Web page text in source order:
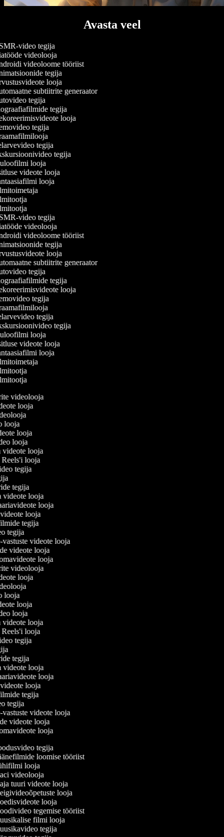
Avasta veel
video tegija
videolooja
videoloome tööriist
tegija
looja
subtiitrite generaator
tegija
tegija
looja
tegija
tegija
tegija
looja
videote looja
looja
video tegija
videolooja
videoloome tööriist
tegija
looja
subtiitrite generaator
tegija
tegija
looja
tegija
tegija
tegija
looja
videote looja
looja
videolooja
looja
looja
looja
looja
videote looja
Reels'i looja
tegija
tegija
videote looja
looja
looja
tegija
tegija
vastuste videote looja
videote looja
looja
videolooja
looja
looja
looja
looja
videote looja
Reels'i looja
tegija
tegija
videote looja
looja
looja
tegija
tegija
vastuste videote looja
videote looja
looja
tegija
loomise tööriist
looja
videolooja
tuuri videote looja
looja
looja
tegemise tööriist
filmi looja
tegija